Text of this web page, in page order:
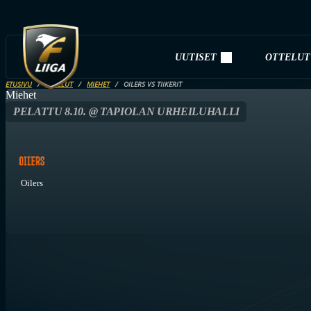
UUTISET OTTELUT
ETUSIVU OTTELUT MIEHET OILERS VS TIIKERIT
Miehet
PELATTU 8.10. @ TAPIOLAN URHEILUHALLI
Oilers